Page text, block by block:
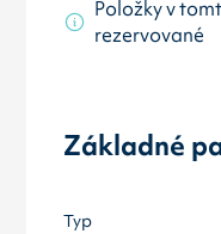
Položky v
rezervované
Základné
Typ